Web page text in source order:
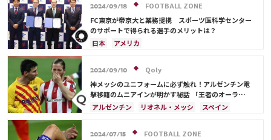
2024/09/18
FOOTBALL ZONE
FC東京が帝京大と業務提携 スポーツ医科学センター
のサポートで得られる選手のメリットは？
日本
アメリカ
2024/09/10
Qoly
神メッシのユニフォームに必ず触れ！アルゼンチン電
撃移籍のムニアインが明かす秘話 「王者のオーラ
を…」
アルゼンチン リオネル・メッシ スペイン
2024/07/15
FOOTBALL ZONE